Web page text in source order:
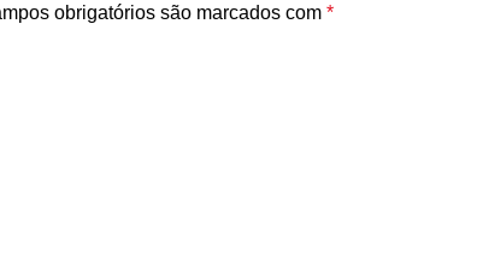
obrigatórios são marcados com *